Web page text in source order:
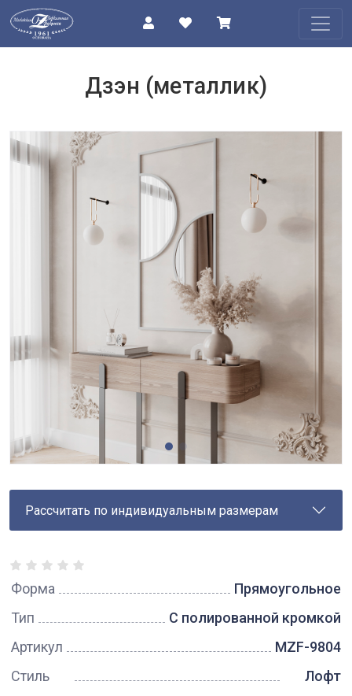
ПРОЕКТЫ
Дзэн (металлик)
Рассчитать по индивидуальным размерам
Форма
Прямоугольное
Тип
С полированной кромкой
Артикул
MZF-9804
Стиль
Лофт